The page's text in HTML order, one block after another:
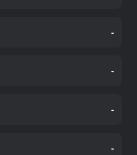
-
-
-
-